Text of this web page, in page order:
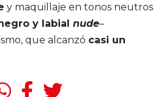
y maquillaje en tonos neutros
y labial nude–
que alcanzó casi un